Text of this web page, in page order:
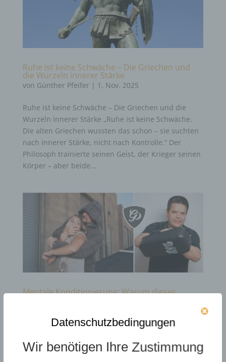
Ruhe ist keine Schwäche – Die Griechen und
die Wurzeln innerer Stärke
von Günther Pfeifer| 1, Nov. 2025
Ruhe ist keine Schwäche – Die Griechen und die
Wurzeln innerer Stärke „Ruhe ist keine Schwäche.
Die alten Griechen wussten das schon – sie suchten
nach innerer Stärke, nicht nach Kontrolle.“ Der
Philosoph trainierte seinen Geist, der Krieger seinen
Körper – aber beide...
Mentale Konditionierung: Warum dieses
Günther Pfeifer | 1, Nov. 2025
Die Psychologie der Sicherheit: Warum
Konditionierung in der Selbstverteidigung und im
Datenschutzbedingungen
Wir benötigen Ihre Zustimmung